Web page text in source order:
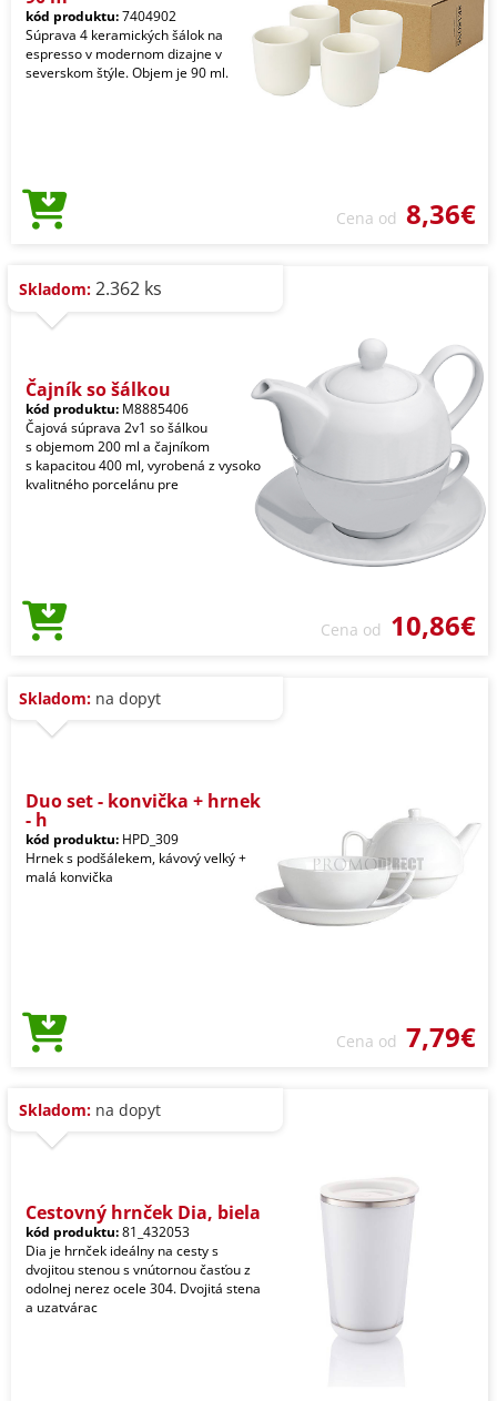
kód produktu:7404902
Súprava 4 keramických šálok na
espresso v modernom dizajne v
severskom štýle. Objem je 90 ml.
Cena od 8,36€
Skladom: 2.362 ks
Čajník so šálkou
kód produktu: M8885406
Čajová súprava 2v1 so šálkou
s objemom 200 ml a čajníkom
s kapacitou 400 ml, vyrobená z vysoko
kvalitného porcelánu pre
Cena od 10,86€
Skladom: na dopyt
Duo set - konvička + hrnek
- h
kód produktu: HPD_309
Hrnek s podšálekem, kávový velký +
malá konvička
Cena od 7,79€
Skladom: na dopyt
Cestovný hrnček Dia, biela
kód produktu:81_432053
Dia je hrnček ideálny na cesty s
dvojitou stenou s vnútornou časťou z
odolnej nerez ocele 304. Dvojitá stena
a uzatvárac